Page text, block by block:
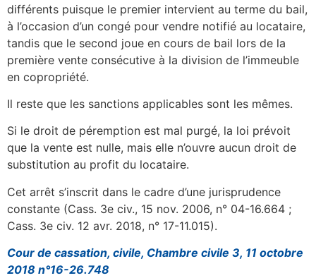
différents puisque le premier intervient au terme du bail,
à l’occasion d’un congé pour vendre notifié au locataire,
tandis que le second joue en cours de bail lors de la
première vente consécutive à la division de l’immeuble
en copropriété.
Il reste que les sanctions applicables sont les mêmes.
Si le droit de péremption est mal purgé, la loi prévoit
que la vente est nulle, mais elle n’ouvre aucun droit de
substitution au profit du locataire.
Cet arrêt s’inscrit dans le cadre d’une jurisprudence
constante (Cass. 3e civ., 15 nov. 2006, n° 04-16.664 ;
Cass. 3e civ. 12 avr. 2018, n° 17-11.015).
Cour de cassation, civile, Chambre civile 3, 11 octobre
2018 n°16-26.748